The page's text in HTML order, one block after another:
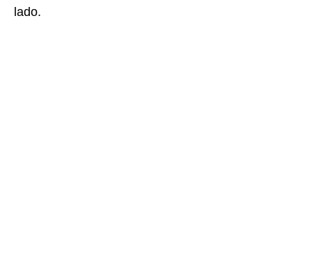
lado.